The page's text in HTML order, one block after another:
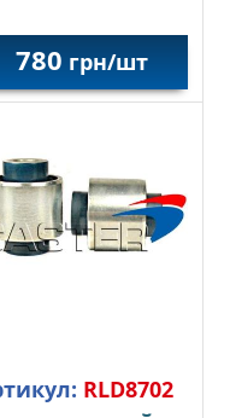
780 грн/шт
RLD8702